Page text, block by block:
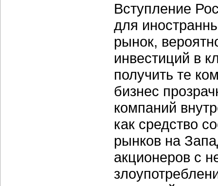
Вступление
для
рынок,
инвестиций в
получить те
бизнес
компаний
как средство
рынков на
акционеров с